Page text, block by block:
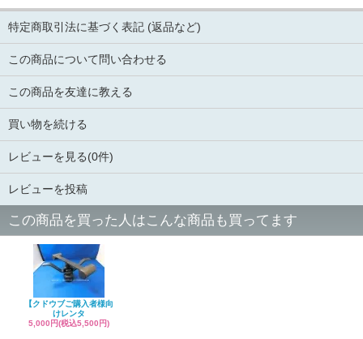
特定商取引法に基づく表記 (返品など)
この商品について問い合わせる
この商品を友達に教える
買い物を続ける
レビューを見る(0件)
レビューを投稿
この商品を買った人はこんな商品も買ってます
【クドウブご購入者様向
けレンタ
5,000円(税込5,500円)